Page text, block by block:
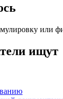
или
ищут